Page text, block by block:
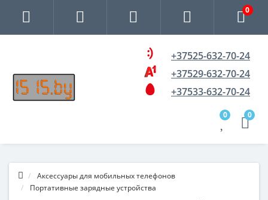
0
+37525-632-70-24
+37529-632-70-24
+37533-632-70-24
0 0
Аксессуары для мобильных телефонов
Портативные зарядные устройства